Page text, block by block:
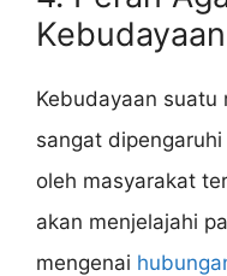
Kebudayaan
Kebudayaan suatu
sangat
oleh masyarakat
akan menjelajahi
mengenai